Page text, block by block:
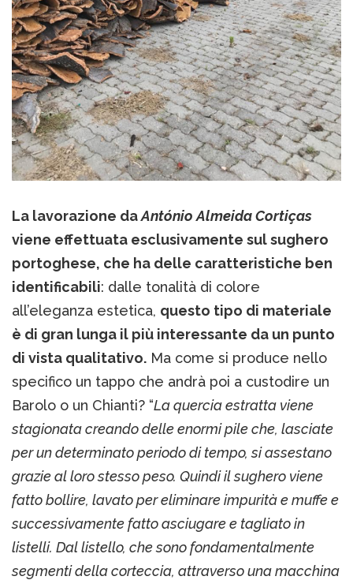
La lavorazione daAntónio Almeida Cortiças
viene effettuata esclusivamente sul sughero
portoghese, che ha delle caratteristiche ben
identificabili: dalle tonalità di colore
all’eleganza estetica, questo tipo di materiale
è di gran lunga il più interessante da un punto
di vista qualitativo. Ma come si produce nello
specifico un tappo che andrà poi a custodire un
Barolo o un Chianti? “La quercia estratta viene
stagionata creando delle enormi pile che, lasciate
per un determinato periodo di tempo, si assestano
grazie al loro stesso peso. Quindi il sughero viene
fatto bollire, lavato per eliminare impurità e muffe e
successivamente fatto asciugare e tagliato in
listelli. Dal listello, che sono fondamentalmente
segmenti della corteccia, attraverso una macchina